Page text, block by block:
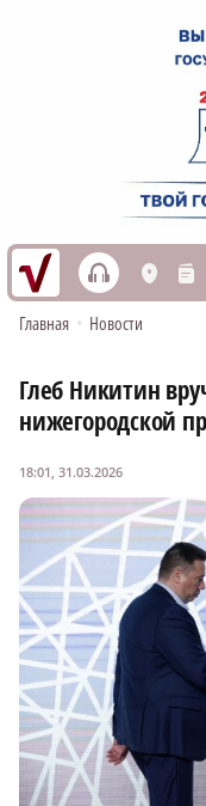
h L n
Главная • Новости
Глеб Никитин
нижегородской
18:01, 31.03.2026